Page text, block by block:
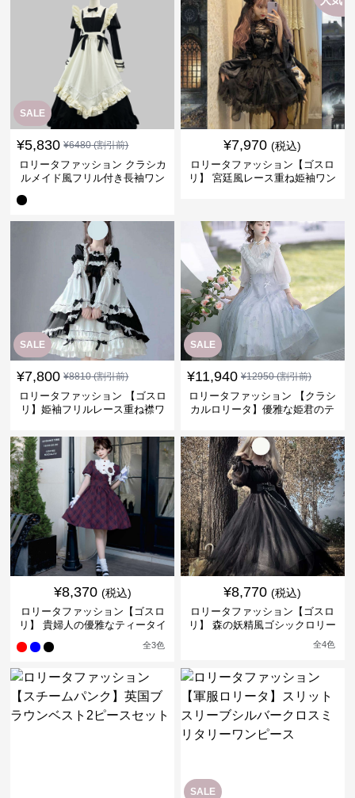
SALE
¥5,830 ¥6480(割引前)
ロリータファッション クラシカ
ルメイド風フリル付き長袖ワン
¥7,970 (税込)
ロリータファッション【ゴスロ
リ】 宮廷風レース重ね姫袖ワン
SALE
¥7,800 ¥8810(割引前)
ロリータファッション 【ゴスロ
リ】姫袖フリルレース重ね襟ワ
SALE
¥11,940 ¥12950(割引前)
ロリータファッション 【クラシ
カルロリータ】優雅な姫君のテ
¥8,370 (税込)
ロリータファッション【ゴスロ
リ】 貴婦人の優雅なティータイ
全3色
¥8,770 (税込)
ロリータファッション【ゴスロ
リ】 森の妖精風ゴシックロリー
全4色
SALE